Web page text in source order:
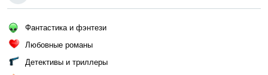
Фантастика и фэнтези
Любовные романы
Детективы и триллеры